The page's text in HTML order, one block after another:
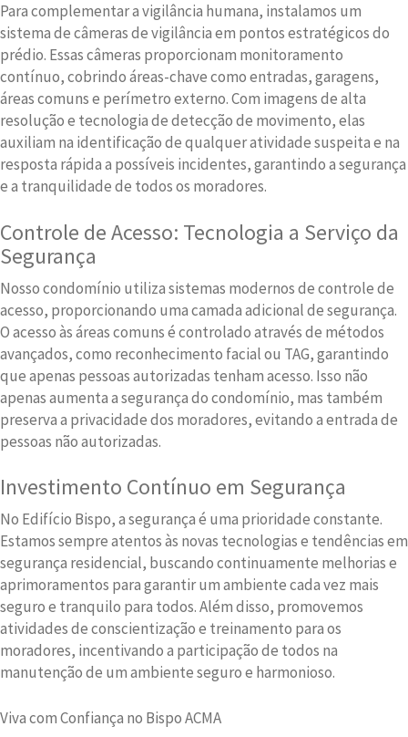
Para complementar a vigilância humana, instalamos um
sistema de câmeras de vigilância em pontos estratégicos do
prédio. Essas câmeras proporcionam monitoramento
contínuo, cobrindo áreas-chave como entradas, garagens,
áreas comuns e perímetro externo. Com imagens de alta
resolução e tecnologia de detecção de movimento, elas
auxiliam na identificação de qualquer atividade suspeita e na
resposta rápida a possíveis incidentes, garantindo a segurança
e a tranquilidade de todos os moradores.
Controle de Acesso: Tecnologia a Serviço da
Segurança
Nosso condomínio utiliza sistemas modernos de controle de
acesso, proporcionando uma camada adicional de segurança.
O acesso às áreas comuns é controlado através de métodos
avançados, como reconhecimento facial ou TAG, garantindo
que apenas pessoas autorizadas tenham acesso. Isso não
apenas aumenta a segurança do condomínio, mas também
preserva a privacidade dos moradores, evitando a entrada de
pessoas não autorizadas.
Investimento Contínuo em Segurança
No Edifício Bispo, a segurança é uma prioridade constante.
Estamos sempre atentos às novas tecnologias e tendências em
segurança residencial, buscando continuamente melhorias e
aprimoramentos para garantir um ambiente cada vez mais
seguro e tranquilo para todos. Além disso, promovemos
atividades de conscientização e treinamento para os
moradores, incentivando a participação de todos na
manutenção de um ambiente seguro e harmonioso.
Viva com Confiança no Bispo ACMA